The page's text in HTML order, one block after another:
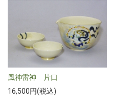
風神雷神 片口
16,500円(税込)